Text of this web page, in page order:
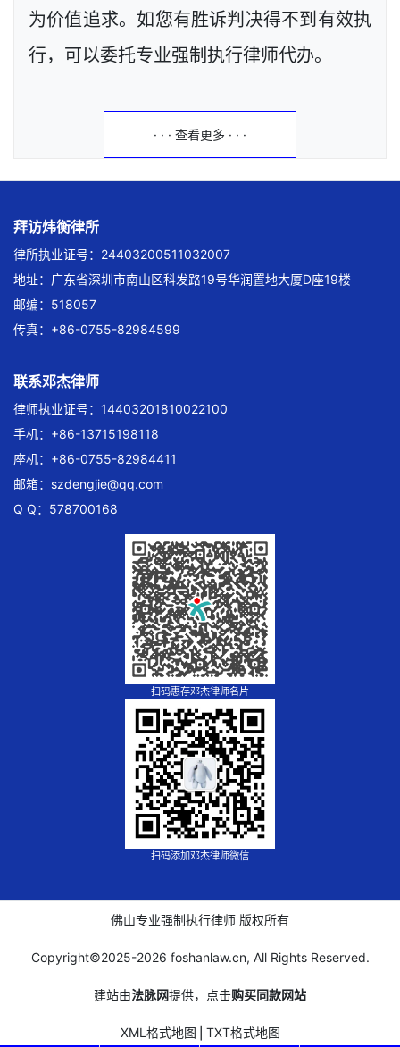
为价值追求。如您有胜诉判决得不到有效执
行，可以委托专业强制执行律师代办。
· · · 查看更多 · · ·
拜访炜衡律所
律所执业证号：24403200511032007
地址：广东省深圳市南山区科发路19号华润置地大厦D座19楼
邮编：518057
传真：+86-0755-82984599
联系邓杰律师
律师执业证号：14403201810022100
手机：+86-13715198118
座机：+86-0755-82984411
邮箱： szdengjie@qq.com
Q Q：578700168
扫码惠存邓杰律师名片
扫码添加邓杰律师微信
佛山专业强制执行律师 版权所有
Copyright©2025-2026 foshanlaw.cn, All Rights Reserved.
建站由法脉网提供，点击购买同款网站
XML格式地图 TXT格式地图